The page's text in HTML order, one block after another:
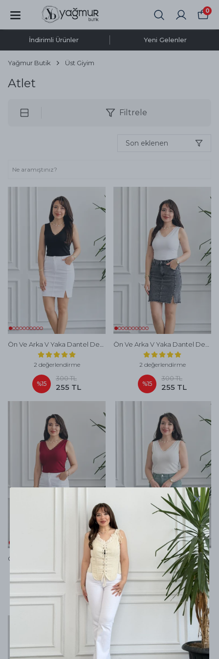
0
İndirimli Ürünler Yeni Gelenler
Yağmur Butik Üst Giyim
Atlet
Filtrele
Son eklenen
2 değerlendirme
%15
300 TL
255 TL
2 değerlendirme
%15
300 TL
255 TL
Ön Ve Arka V Yaka Dantel Detaylı Atlet - KIRMIZI
2 değerlendirme
%15
Ön Ve Arka V Yaka Dantel Detaylı Atlet - KREM
2 değerlendirme
%15
300 TL
255 TL